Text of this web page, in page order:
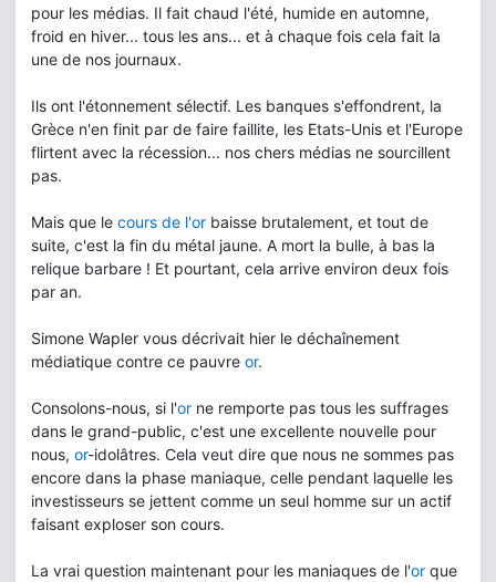
pour les médias. Il fait chaud l'été, humide en automne,
froid en hiver... tous les ans... et à chaque fois cela fait la
une de nos journaux.
Ils ont l'étonnement sélectif. Les banques s'effondrent, la
Grèce n'en finit par de faire faillite, les Etats-Unis et l'Europe
flirtent avec la récession... nos chers médias ne sourcillent
pas.
Mais que le cours de l'or baisse brutalement, et tout de
suite, c'est la fin du métal jaune. A mort la bulle, à bas la
relique barbare ! Et pourtant, cela arrive environ deux fois
par an.
Simone Wapler vous décrivait hier le déchaînement
médiatique contre ce pauvre or.
Consolons-nous, si l'or ne remporte pas tous les suffrages
dans le grand-public, c'est une excellente nouvelle pour
nous, or-idolâtres. Cela veut dire que nous ne sommes pas
encore dans la phase maniaque, celle pendant laquelle les
investisseurs se jettent comme un seul homme sur un actif
faisant exploser son cours.
La vrai question maintenant pour les maniaques de l'or que